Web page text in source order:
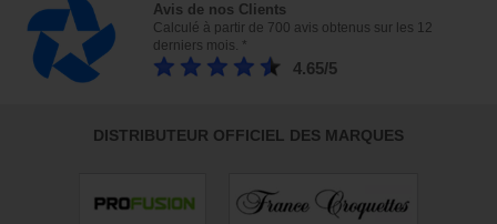
Avis de nos Clients
Calculé à partir de 700 avis obtenus sur les 12
derniers mois. *
4.65/5
DISTRIBUTEUR OFFICIEL DES MARQUES